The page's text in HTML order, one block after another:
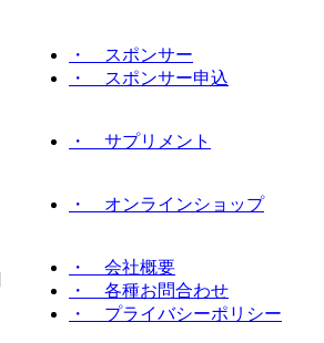
・ スポンサー
・ スポンサー申込
・ サプリメント
・ オンラインショップ
・ 会社概要
・ 各種お問合わせ
・ プライバシーポリシー